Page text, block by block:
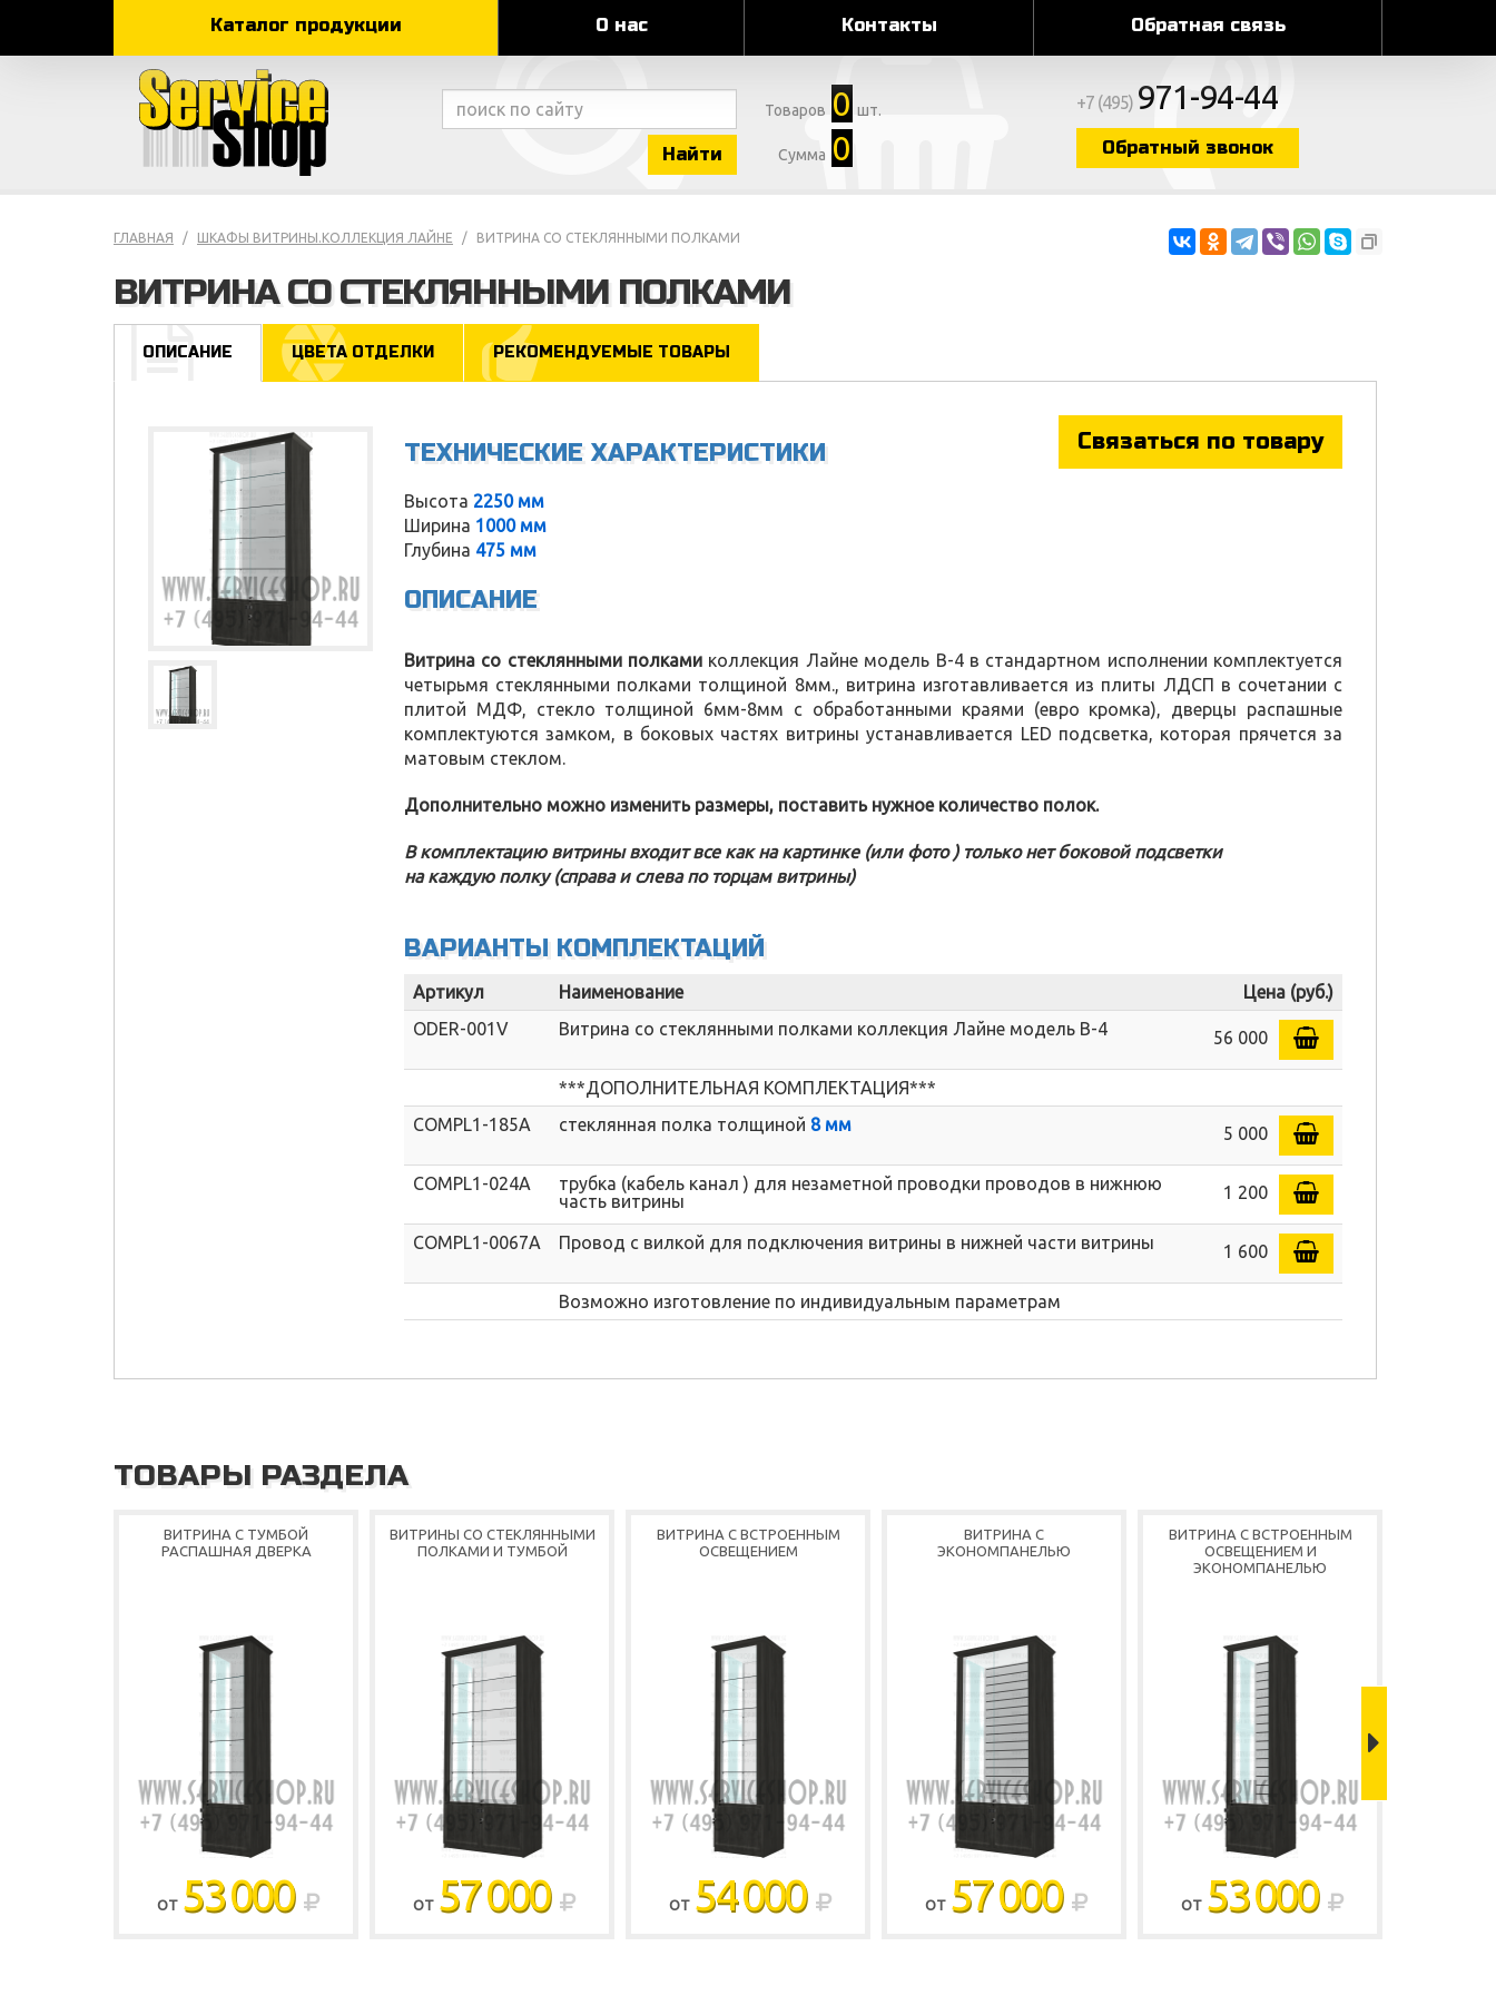
Каталог продукции О нас Контакты Обратная связь
Найти
Товаров 0 шт.
Сумма 0
+7 (495) 971-94-44
Обратный звонок
ГЛАВНАЯ ШКАФЫ ВИТРИНЫ.КОЛЛЕКЦИЯ ЛАЙНЕ ВИТРИНА СО СТЕКЛЯННЫМИ ПОЛКАМИ
ВИТРИНА СО СТЕКЛЯННЫМИ ПОЛКАМИ
ОПИСАНИЕ ЦВЕТА ОТДЕЛКИ РЕКОМЕНДУЕМЫЕ ТОВАРЫ
Связаться по товару
ТЕХНИЧЕСКИЕ ХАРАКТЕРИСТИКИ
Высота 2250 мм
Ширина 1000 мм
Глубина 475 мм
ОПИСАНИЕ
Витрина со стеклянными полками коллекция Лайне модель В-4 в стандартном исполнении комплектуется
четырьмя стеклянными полками толщиной 8мм., витрина изготавливается из плиты ЛДСП в сочетании с
плитой МДФ, стекло толщиной 6мм-8мм с обработанными краями (евро кромка), дверцы распашные
комплектуются замком, в боковых частях витрины устанавливается LED подсветка, которая прячется за
матовым стеклом.
Дополнительно можно изменить размеры, поставить нужное количество полок.
В комплектацию витрины входит все как на картинке (или фото ) только нет боковой подсветки
на каждую полку (справа и слева по торцам витрины)
ВАРИАНТЫ КОМПЛЕКТАЦИЙ
Артикул Наименование
Цена (руб.)
ODER-001V
Витрина со стеклянными полками коллекция Лайне модель В-4 56 000
***ДОПОЛНИТЕЛЬНАЯ КОМПЛЕКТАЦИЯ***
COMPL1-185A
стеклянная полка толщиной 8 мм 5 000
COMPL1-024A
трубка (кабель канал ) для незаметной проводки проводов в нижнюю
часть витрины
1 200
COMPL1-0067A Провод с вилкой для подключения витрины в нижней части витрины 1 600
Возможно изготовление по индивидуальным параметрам
ТОВАРЫ РАЗДЕЛА
ВИТРИНА С ТУМБОЙ
РАСПАШНАЯ ДВЕРКА
ОТ 53 000
ВИТРИНЫ СО СТЕКЛЯННЫМИ
ПОЛКАМИ И ТУМБОЙ
ОТ 57 000
ВИТРИНА С ВСТРОЕННЫМ
ОСВЕЩЕНИЕМ
ОТ 54 000
ВИТРИНА С
ЭКОНОМПАНЕЛЬЮ
ОТ 57 000
ВИТРИНА С ВСТРОЕННЫМ
ОСВЕЩЕНИЕМ И
ЭКОНОМПАНЕЛЬЮ
ОТ 53 000